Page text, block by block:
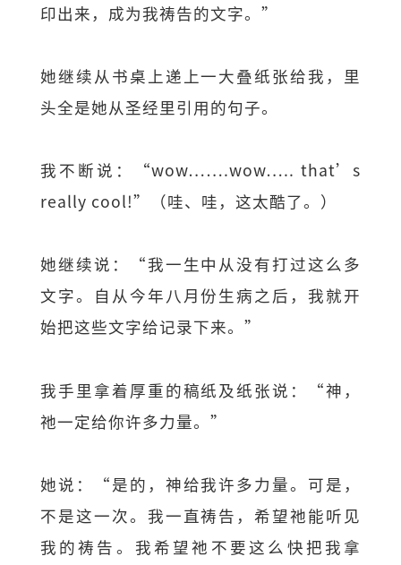
印出来，成为我祷告的文字。”
她继续从书桌上递上一大叠纸张给我，里
头全是她从圣经里引用的句子。
我不断说：“wow…….wow….. that’s
really cool!”（哇、哇，这太酷了。）
她继续说：“我一生中从没有打过这么多
文字。自从今年八月份生病之后，我就开
始把这些文字给记录下来。”
我手里拿着厚重的稿纸及纸张说：“神，
祂一定给你许多力量。”
她说：“是的，神给我许多力量。可是，
不是这一次。我一直祷告，希望祂能听见
我的祷告。我希望祂不要这么快把我拿